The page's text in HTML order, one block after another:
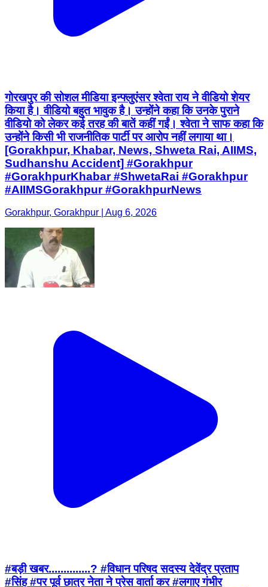
गोरखपुर की सोशल मीडिया इन्फ्लुएंसर श्वेता राय ने वीडियो शेयर
किया है। वीडियो बहुत भावुक है। उन्होंने कहा कि उनके पुराने
वीडियो को लेकर कई तरह की बातें कहीं गईं। श्वेता ने साफ कहा कि
उन्होंने किसी भी राजनीतिक पार्टी पर आरोप नहीं लगाया था।
[Gorakhpur, Khabar, News, Shweta Rai, AIIMS,
Sudhanshu Accident] #Gorakhpur
#GorakhpurKhabar #ShwetaRai #Gorakhpur
#AIIMSGorakhpur #GorakhpurNews
Gorakhpur, Gorakhpur | Aug 6, 2026
#बड़ी खबर..............? #विधान परिषद सदस्य देवेंद्र प्रताप
#सिंह #पर पूर्व छात्र नेता ने प्रेस वार्ता कर #लगाए गंभीर